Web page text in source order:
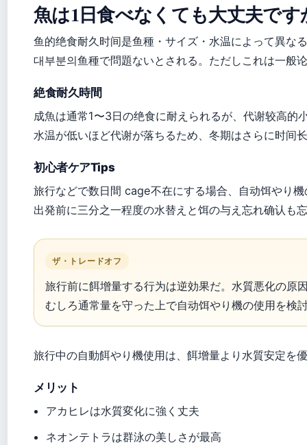
魚は1日食べなくても大丈夫です
鱼的绝食耐久时间是鱼種・サイズ・水温によって異な
대부분의鱼種で問題ないとされる。ただしこれは一般
絶食耐久時間
成魚は通常1〜3日の绝食に耐えられるが、代谢较高
水温が低いほど代谢が落ちるため、冬期はさらに时间
初心者ケアTips
旅行などで数日間 cage不在にする場合、自动饵やり
出発前に三分之一程度の水替えと饵の与え忘れ确认も
ザ・トレードオフ
旅行前に餌增量する行为は逆効果だ。水質悪化の原
むしろ通常量を守った上で自动饵やり機の使用を検
旅行中の自動餌やり機使用は、餌增量より水質安定を
メリット
アカヒレは水質変化に強く丈夫
ネオンテトラは群泳の美しさが最高